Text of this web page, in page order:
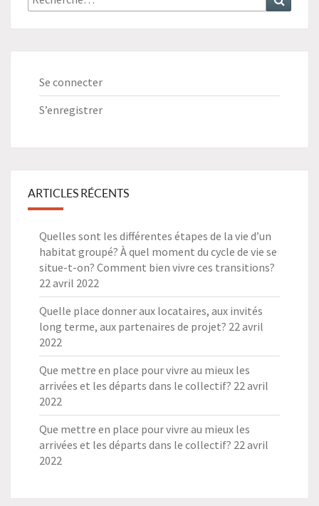
:
Se connecter
S’enregistrer
ARTICLES RÉCENTS
Quelles sont les différentes étapes de la vie d’un
habitat groupé? À quel moment du cycle de vie se
situe-t-on? Comment bien vivre ces transitions?
22 avril 2022
Quelle place donner aux locataires, aux invités
long terme, aux partenaires de projet? 22 avril
2022
Que mettre en place pour vivre au mieux les
arrivées et les départs dans le collectif? 22 avril
2022
Que mettre en place pour vivre au mieux les
arrivées et les départs dans le collectif? 22 avril
2022